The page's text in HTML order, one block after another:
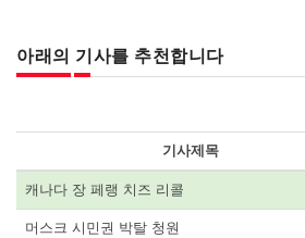
아래의 기사를 추천합니다
기사제목
캐나다 장 페랭 치즈 리콜
머스크 시민권 박탈 청원